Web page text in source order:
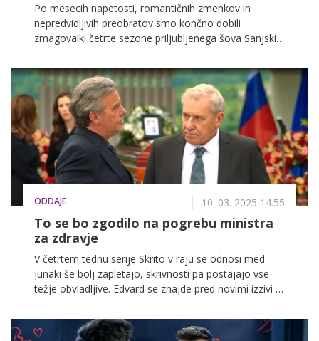
Po mesecih napetosti, romantičnih zmenkov in
nepredvidljivih preobratov smo končno dobili
zmagovalki četrte sezone priljubljenega šova Sanjski
sanjskih moških osvojili Vanja Stanojević in Maida
Ribić (Maidi). Njuna pot do zmage ni bila lahka, saj sta
se morali soočiti s konkurenco, izzivi in iskanjem
resničnih čustev, a na koncu sta uspeli osvojiti
naklonjenost svojih izbrancev.
ODDAJE 10. 03. 2025 14.55
To se bo zgodilo na pogrebu ministra
za zdravje
V četrtem tednu serije Skrito v raju se odnosi med
junaki še bolj zapletajo, skrivnosti pa postajajo vse
težje obvladljive. Edvard se znajde pred novimi izzivi –
skriva Stanetov telefon. Bojan izkoristi vsako
priložnost, da bi se povzpel na družbeni lestvici,